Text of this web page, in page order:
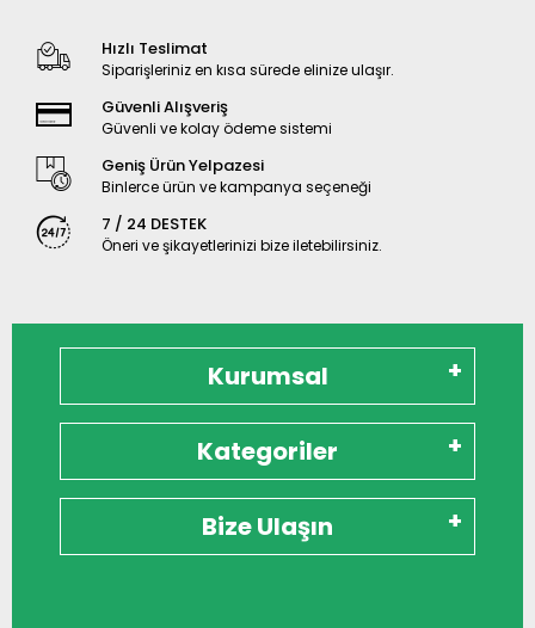
Hızlı Teslimat
Siparişleriniz en kısa sürede elinize ulaşır.
Güvenli Alışveriş
Güvenli ve kolay ödeme sistemi
Geniş Ürün Yelpazesi
Binlerce ürün ve kampanya seçeneği
7 / 24 DESTEK
Öneri ve şikayetlerinizi bize iletebilirsiniz.
Kurumsal
Kategoriler
Bize Ulaşın